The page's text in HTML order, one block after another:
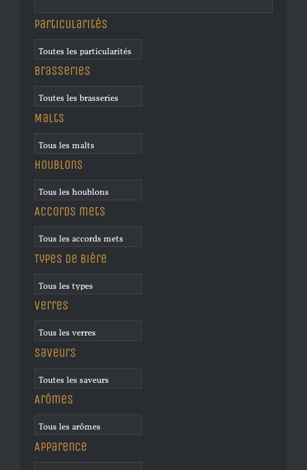
Particularités
Brasseries
Malts
Houblons
Accords mets
Types de bière
Verres
Saveurs
Arômes
Apparence